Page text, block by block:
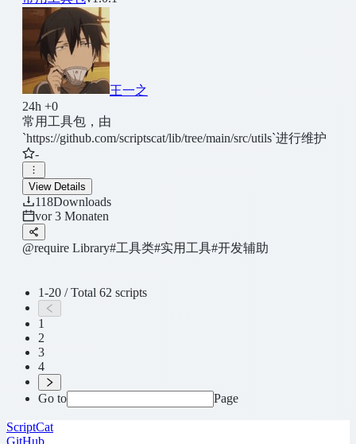
王一之
24h +0
常用工具包，由
`https://github.com/scriptscat/lib/tree/main/src/utils`进行维护
-
View Details
118Downloads
vor 3 Monaten
@require Library#工具类#实用工具#开发辅助
1-20 / Total 62 scripts
1
2
3
4
Go to Page
ScriptCat